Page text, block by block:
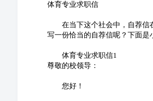
体育专业求职信
在当下这个社会中，自荐信在
写一份恰当的自荐信呢？下面
体育专业求职信1
尊敬的校领导：
您好！